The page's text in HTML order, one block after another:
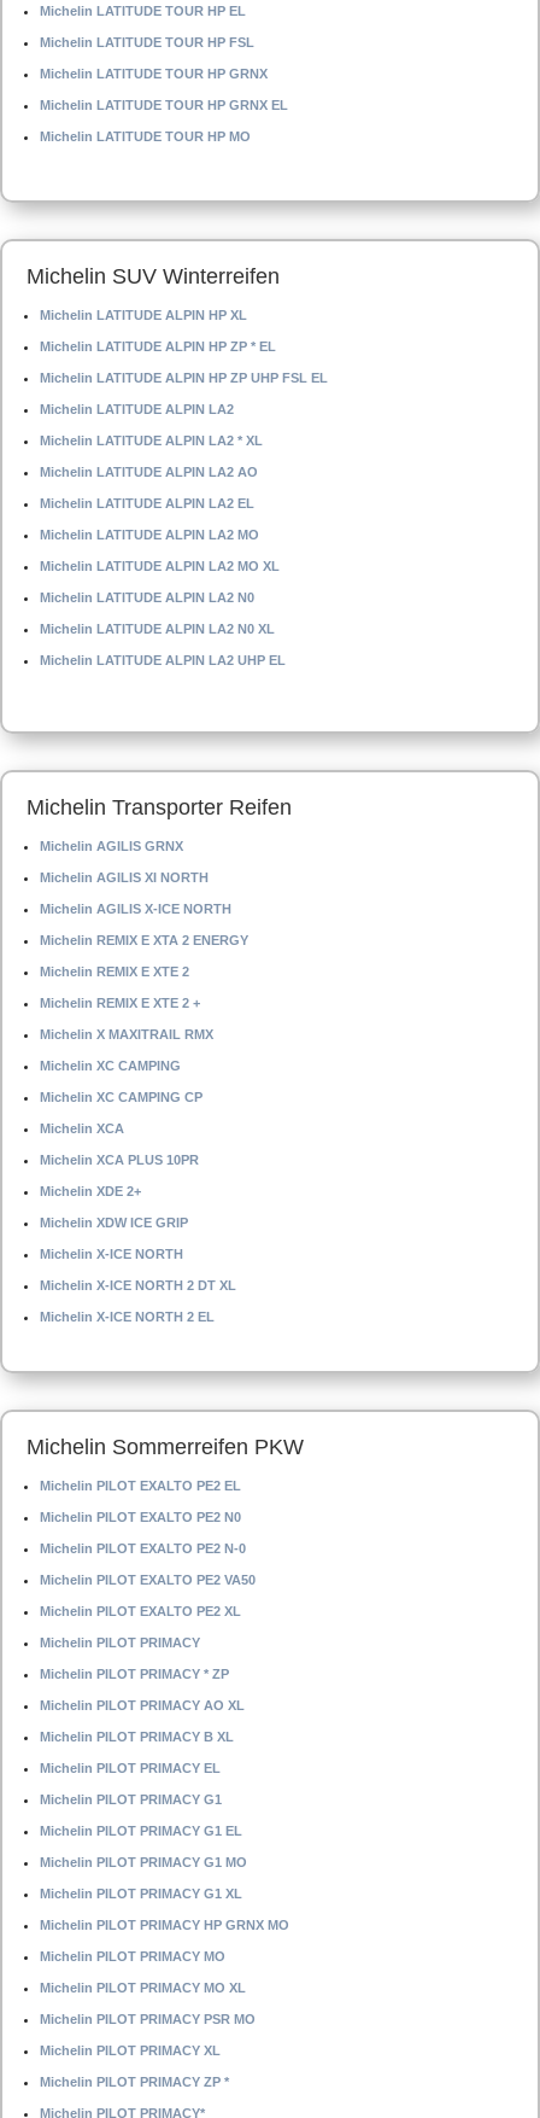
Michelin LATITUDE TOUR HP EL
Michelin LATITUDE TOUR HP FSL
Michelin LATITUDE TOUR HP GRNX
Michelin LATITUDE TOUR HP GRNX EL
Michelin LATITUDE TOUR HP MO
Michelin SUV Winterreifen
Michelin LATITUDE ALPIN HP XL
Michelin LATITUDE ALPIN HP ZP * EL
Michelin LATITUDE ALPIN HP ZP UHP FSL EL
Michelin LATITUDE ALPIN LA2
Michelin LATITUDE ALPIN LA2 * XL
Michelin LATITUDE ALPIN LA2 AO
Michelin LATITUDE ALPIN LA2 EL
Michelin LATITUDE ALPIN LA2 MO
Michelin LATITUDE ALPIN LA2 MO XL
Michelin LATITUDE ALPIN LA2 N0
Michelin LATITUDE ALPIN LA2 N0 XL
Michelin LATITUDE ALPIN LA2 UHP EL
Michelin Transporter Reifen
Michelin AGILIS GRNX
Michelin AGILIS XI NORTH
Michelin AGILIS X-ICE NORTH
Michelin REMIX E XTA 2 ENERGY
Michelin REMIX E XTE 2
Michelin REMIX E XTE 2 +
Michelin X MAXITRAIL RMX
Michelin XC CAMPING
Michelin XC CAMPING CP
Michelin XCA
Michelin XCA PLUS 10PR
Michelin XDE 2+
Michelin XDW ICE GRIP
Michelin X-ICE NORTH
Michelin X-ICE NORTH 2 DT XL
Michelin X-ICE NORTH 2 EL
Michelin Sommerreifen PKW
Michelin PILOT EXALTO PE2 EL
Michelin PILOT EXALTO PE2 N0
Michelin PILOT EXALTO PE2 N-0
Michelin PILOT EXALTO PE2 VA50
Michelin PILOT EXALTO PE2 XL
Michelin PILOT PRIMACY
Michelin PILOT PRIMACY * ZP
Michelin PILOT PRIMACY AO XL
Michelin PILOT PRIMACY B XL
Michelin PILOT PRIMACY EL
Michelin PILOT PRIMACY G1
Michelin PILOT PRIMACY G1 EL
Michelin PILOT PRIMACY G1 MO
Michelin PILOT PRIMACY G1 XL
Michelin PILOT PRIMACY HP GRNX MO
Michelin PILOT PRIMACY MO
Michelin PILOT PRIMACY MO XL
Michelin PILOT PRIMACY PSR MO
Michelin PILOT PRIMACY XL
Michelin PILOT PRIMACY ZP *
Michelin PILOT PRIMACY*